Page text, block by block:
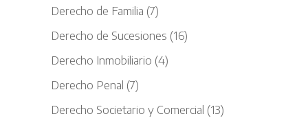
Derecho de Familia (7)
Derecho de Sucesiones (16)
Derecho Inmobiliario (4)
Derecho Penal (7)
Derecho Societario y Comercial (13)